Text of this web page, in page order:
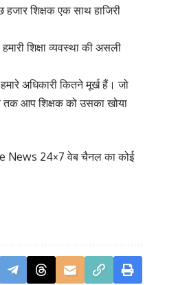
शिक्षक एक साथ हाजिरी
शिक्षा व्यवस्था की असली
अधिकारी कितने मूर्ख हैं। जो
तक आप शिक्षक को उसका खोया
News 24×7 वेब चैनल का कोई